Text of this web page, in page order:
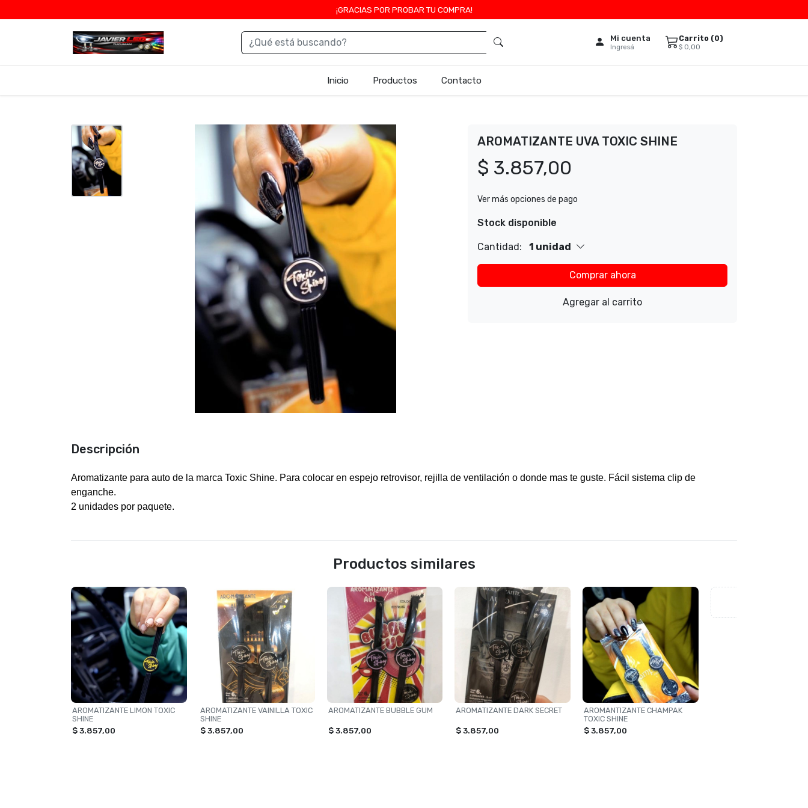
¡GRACIAS POR PROBAR TU COMPRA!
Mi cuenta
Ingresá
Carrito (0)
$ 0,00
Inicio Productos Contacto
AROMATIZANTE UVA TOXIC SHINE
$ 3.857,00
Ver más opciones de pago
Stock disponible
Cantidad: 1 unidad
Comprar ahora
Agregar al carrito
Descripción
Aromatizante para auto de la marca Toxic Shine. Para colocar en espejo retrovisor, rejilla de ventilación o donde mas te guste. Fácil sistema clip de
enganche.
2 unidades por paquete.
Productos similares
AROMATIZANTE LIMON TOXIC
SHINE
$ 3.857,00
AROMATIZANTE VAINILLA TOXIC
SHINE
$ 3.857,00
AROMATIZANTE BUBBLE GUM
$ 3.857,00
AROMATIZANTE DARK SECRET
$ 3.857,00
AROMANTIZANTE CHAMPAK
TOXIC SHINE
$ 3.857,00